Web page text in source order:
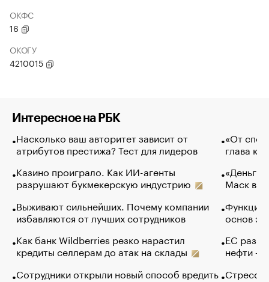
ОКФС
16
ОКОГУ
4210015
Интересное на РБК
Насколько ваш авторитет зависит от
атрибутов престижа? Тест для лидеров
Казино проиграло. Как ИИ-агенты
разрушают букмекерскую индустрию
Выживают сильнейших. Почему компании
избавляются от лучших сотрудников
Как банк Wildberries резко нарастил
кредиты селлерам до атак на склады
Сотрудники открыли новый способ вредить
«От
глава
«Деньги
Маск в
Функции
основ
ЕС
нефти —
Стресс